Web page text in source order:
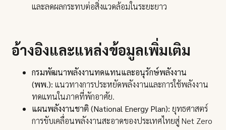
และลดผลกระทบต่อสิ่งแวดล้อมในระยะยาว
อ้างอิงและแหล่งข้อมูลเพิ่มเติม
กรมพัฒนาพลังงานทดแทนและอนุรักษ์พลังงาน
(พพ.): แนวทางการประหยัดพลังงานและการใช้พลังงาน
ทดแทนในภาคที่พักอาศัย.
แผนพลังงานชาติ (National Energy Plan): ยุทธศาสตร์
การขับเคลื่อนพลังงานสะอาดของประเทศไทยสู่ Net Zero